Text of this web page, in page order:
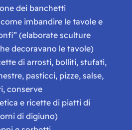
dei banchetti
imbandire le tavole e
(elaborate sculture
decoravano le tavole)
di arrosti, bolliti, stufati,
pasticci, pizze, salse,
conserve
e ricette di piatti di
di digiuno)